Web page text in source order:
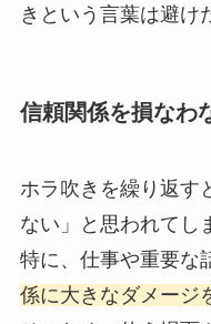
きという言葉は避け
信頼関係を損なわ
ホラ吹きを繰り返す
ない」と思われてし
特に、仕事や重要な
係に大きなダメージ